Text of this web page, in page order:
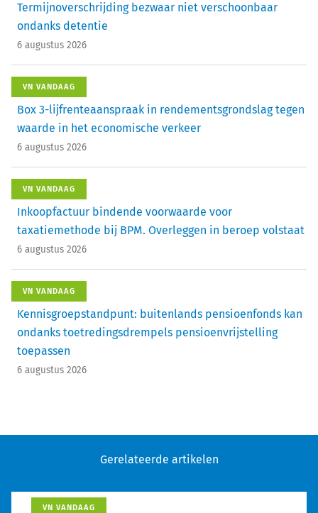
Termijnoverschrijding bezwaar niet verschoonbaar
ondanks detentie
6 augustus 2026
VN VANDAAG
Box 3-lijfrenteaanspraak in rendementsgrondslag tegen
waarde in het economische verkeer
6 augustus 2026
VN VANDAAG
Inkoopfactuur bindende voorwaarde voor
taxatiemethode bij BPM. Overleggen in beroep volstaat
6 augustus 2026
VN VANDAAG
Kennisgroepstandpunt: buitenlands pensioenfonds kan
ondanks toetredingsdrempels pensioenvrijstelling
toepassen
6 augustus 2026
Gerelateerde artikelen
VN VANDAAG